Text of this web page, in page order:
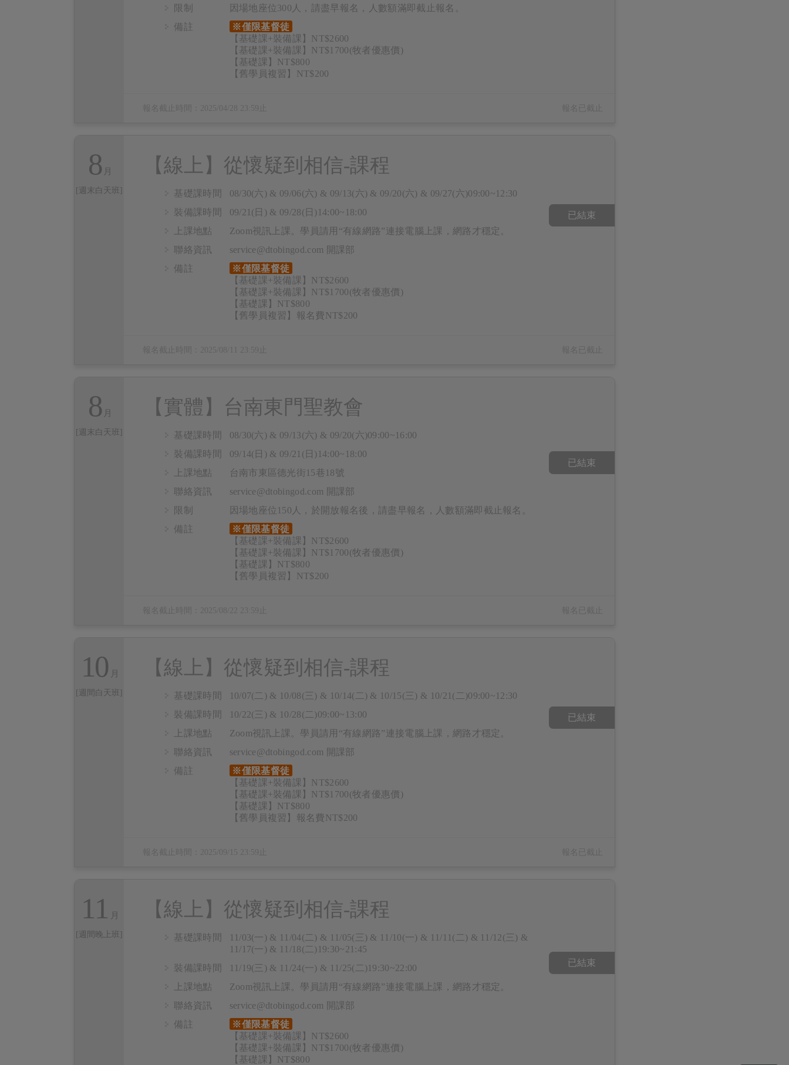
限制
因場地座位300人，請盡早報名，人數額滿即截止報名。
備註
※僅限基督徒
【基礎課+裝備課】NT$2600
【基礎課+裝備課】NT$1700(牧者優惠價)
【基礎課】NT$800
【舊學員複習】NT$200
報名截止時間： 2025/04/28 23:59 報名已截止
8
[週末白天班]
【線上】從懷疑到相信-課程
基礎課時間
08/30(六) & 09/06(六) & 09/13(六) & 09/20(六) & 09/27(六)09:00~12:30
裝備課時間
09/21(日) & 09/28(日)14:00~18:00
上課地點
Zoom視訊上課。學員請用“有線網路”連接電腦上課，網路才穩定。
聯絡資訊
service@dtobingod.com 開課部
備註
※僅限基督徒
【基礎課+裝備課】NT$2600
【基礎課+裝備課】NT$1700(牧者優惠價)
【基礎課】NT$800
【舊學員複習】報名費NT$200
報名截止時間： 2025/08/11 23:59 報名已截止
8
[週末白天班]
【實體】台南東門聖教會
基礎課時間
08/30(六) & 09/13(六) & 09/20(六)09:00~16:00
裝備課時間
09/14(日) & 09/21(日)14:00~18:00
上課地點
台南市東區德光街15巷18號
聯絡資訊
service@dtobingod.com 開課部
限制
因場地座位150人，於開放報名後，請盡早報名，人數額滿即截止報名。
備註
※僅限基督徒
【基礎課+裝備課】NT$2600
【基礎課+裝備課】NT$1700(牧者優惠價)
【基礎課】NT$800
【舊學員複習】NT$200
報名截止時間： 2025/08/22 23:59 報名已截止
10
[週間白天班]
【線上】從懷疑到相信-課程
基礎課時間
10/07(二) & 10/08(三) & 10/14(二) & 10/15(三) & 10/21(二)09:00~12:30
裝備課時間
10/22(三) & 10/28(二)09:00~13:00
上課地點
Zoom視訊上課。學員請用“有線網路”連接電腦上課，網路才穩定。
聯絡資訊
service@dtobingod.com 開課部
備註
※僅限基督徒
【基礎課+裝備課】NT$2600
【基礎課+裝備課】NT$1700(牧者優惠價)
【基礎課】NT$800
【舊學員複習】報名費NT$200
報名截止時間： 2025/09/15 23:59 報名已截止
11
[週間晚上班]
【線上】從懷疑到相信-課程
基礎課時間
11/03(一) & 11/04(二) & 11/05(三) & 11/10(一) & 11/11(二) & 11/12(三) &
11/17(一) & 11/18(二)19:30~21:45
裝備課時間
11/19(三) & 11/24(一) & 11/25(二)19:30~22:00
上課地點
Zoom視訊上課。學員請用“有線網路”連接電腦上課，網路才穩定。
聯絡資訊
service@dtobingod.com 開課部
備註
※僅限基督徒
【基礎課+裝備課】NT$2600
【基礎課+裝備課】NT$1700(牧者優惠價)
【基礎課】NT$800